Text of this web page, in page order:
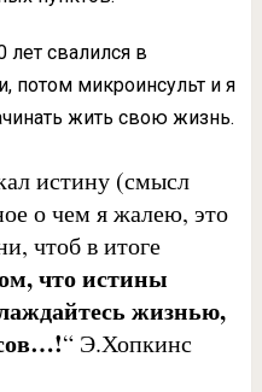
лет свалился в
потом микроинсульт и я
жить свою жизнь.
истину (смысл
о чем я жалею, это
чтоб в итоге
что истины
жизнью,
“ Э.Хопкинс